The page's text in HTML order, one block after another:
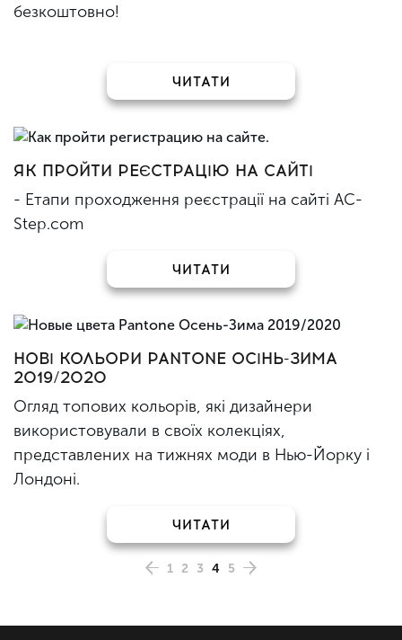
безкоштовно!
ЧИТАТИ
ЯК ПРОЙТИ РЕЄСТРАЦІЮ НА САЙТІ
- Етапи проходження реєстрації на сайті AC-
Step.com
ЧИТАТИ
НОВІ КОЛЬОРИ PANTONE ОСІНЬ-ЗИМА
2019/2020
Огляд топових кольорів, які дизайнери
використовували в своїх колекціях,
представлених на тижнях моди в Нью-Йорку і
Лондоні.
ЧИТАТИ
1 2 3 4 5